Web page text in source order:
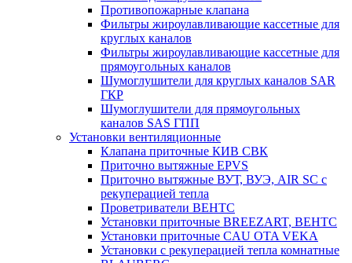
Противопожарные клапана
Фильтры жироулавливающие кассетные для
круглых каналов
Фильтры жироулавливающие кассетные для
прямоугольных каналов
Шумоглушители для круглых каналов SAR
ГКР
Шумоглушители для прямоугольных
каналов SAS ГПП
Установки вентиляционные
Клапана приточные КИВ СВК
Приточно вытяжные EPVS
Приточно вытяжные ВУТ, ВУЭ, AIR SC с
рекуперацией тепла
Проветриватели ВЕНТС
Установки приточные BREEZART, ВЕНТС
Установки приточные CAU OTA VEKA
Установки с рекуперацией тепла комнатные